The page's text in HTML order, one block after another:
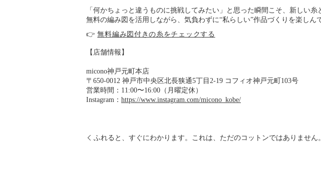
「何かちょっと違うものに挑戦してみたい」と思った瞬間こそ、新しい糸
無料の編み図を活用しながら、気負わずに“私らしい”作品づくりを楽しん
👉無料編み図付きの糸をチェックする
【店舗情報】
micono神戸元町本店
〒650-0012 神戸市中央区北長狭通5丁目2-19 コフィオ神戸元町103号
営業時間：11:00〜16:00（月曜定休）
Instagram： https://www.instagram.com/micono_kobe/
ふれると、すぐにわかります。これは、ただのコットンではありません